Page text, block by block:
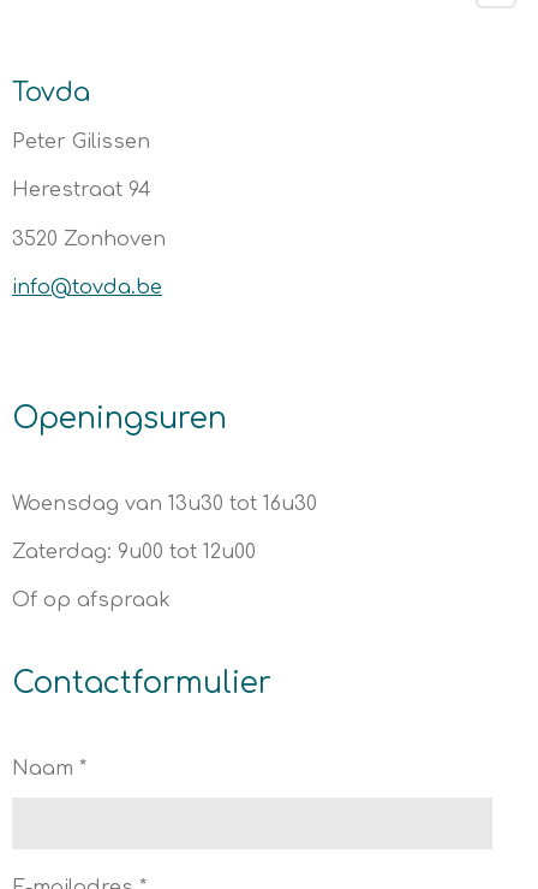
Tovda
Peter Gilissen
Herestraat 94
3520 Zonhoven
info@tovda.be
Openingsuren
Woensdag van 13u30 tot 16u30
Zaterdag: 9u00 tot 12u00
Of op afspraak
Contactformulier
Naam *